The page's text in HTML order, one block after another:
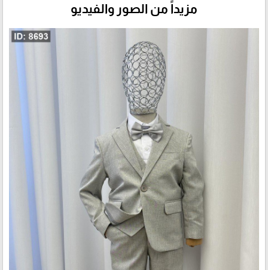
مزيداً من الصور والفيديو